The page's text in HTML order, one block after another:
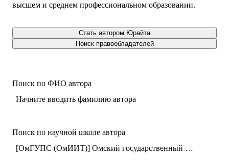
высшем и среднем профессиональном образовании.
Стать автором Юрайта
Поиск правообладателей
Поиск по ФИО автора
Начните вводить фамилию автора
Поиск по научной школе автора
[ОмГУПС (ОмИИТ)] Омский государственный университет путей сообщения (г. Омск)